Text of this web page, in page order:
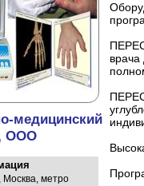
медицинский
ООО
, Москва, метро
врача